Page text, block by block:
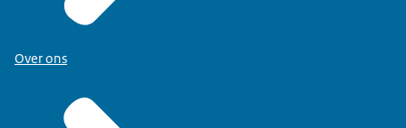
Over ons